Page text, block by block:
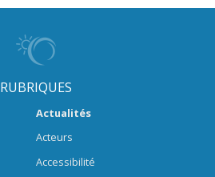
RUBRIQUES
Actualités
Acteurs
Accessibilité